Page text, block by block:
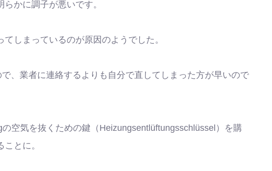
かに調子が悪いです。
しまっているのが原因のようでした。
、業者に連絡するよりも自分で直してしまった方が早いので
空気を抜くための鍵（ Heizungsentlüftungsschlüssel ）を購
とに。